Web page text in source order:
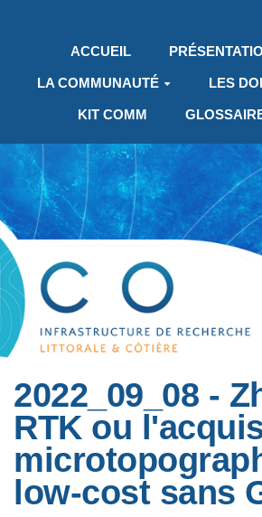
ACCUEIL
LA COMMUNAUTÉ LES
KIT COMM
2022_09_08 -
RTK ou
low-cost sans